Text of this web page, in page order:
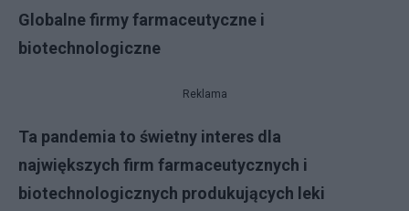
Globalne firmy farmaceutyczne i
biotechnologiczne
Reklama
Ta pandemia to świetny interes dla
największych firm farmaceutycznych i
biotechnologicznych produkujących leki